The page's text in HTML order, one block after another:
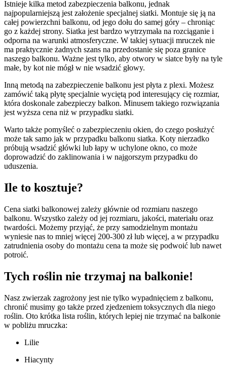
Istnieje kilka metod zabezpieczenia balkonu, jednak
najpopularniejszą jest założenie specjalnej siatki. Montuje się ją na
całej powierzchni balkonu, od jego dołu do samej góry – chroniąc
go z każdej strony. Siatka jest bardzo wytrzymała na rozciąganie i
odporna na warunki atmosferyczne. W takiej sytuacji mruczek nie
ma praktycznie żadnych szans na przedostanie się poza granice
naszego balkonu. Ważne jest tylko, aby otwory w siatce były na tyle
małe, by kot nie mógł w nie wsadzić głowy.
Inną metodą na zabezpieczenie balkonu jest płyta z plexi. Możesz
zamówić taką płytę specjalnie wyciętą pod interesujący cię rozmiar,
która doskonale zabezpieczy balkon. Minusem takiego rozwiązania
jest wyższa cena niż w przypadku siatki.
Warto także pomyśleć o zabezpieczeniu okien, do czego posłużyć
może tak samo jak w przypadku balkonu siatka. Koty nierzadko
próbują wsadzić główki lub łapy w uchylone okno, co może
doprowadzić do zaklinowania i w najgorszym przypadku do
uduszenia.
Ile to kosztuje?
Cena siatki balkonowej zależy głównie od rozmiaru naszego
balkonu. Wszystko zależy od jej rozmiaru, jakości, materiału oraz
twardości. Możemy przyjąć, że przy samodzielnym montażu
wyniesie nas to mniej więcej 200-300 zł lub więcej, a w przypadku
zatrudnienia osoby do montażu cena ta może się podwoić lub nawet
potroić.
Tych roślin nie trzymaj na balkonie!
Nasz zwierzak zagrożony jest nie tylko wypadnięciem z balkonu,
chronić musimy go także przed zjedzeniem toksycznych dla niego
roślin. Oto krótka lista roślin, których lepiej nie trzymać na balkonie
w pobliżu mruczka:
Lilie
Hiacynty